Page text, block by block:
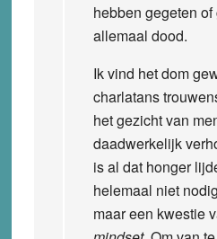
hebben gegeten
allemaal dood.
Ik vind het dom
charlatans
het gezicht van
daadwerkelijk
is al dat honger
helemaal niet
maar een kwestie